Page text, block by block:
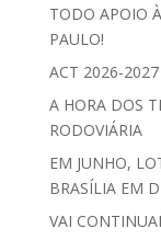
TODO APOIO
PAULO!
ACT 2026-
A HORA DOS
RODOVIÁRIA
EM JUNHO,
BRASÍLIA EM
VAI